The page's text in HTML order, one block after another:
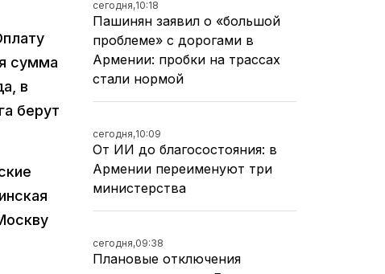
сумма
в
берут
сегодня,10:18
Пашинян заявил о «большой
проблеме» с дорогами в
Армении: пробки на трассах
стали нормой
сегодня,10:09
От ИИ до благосостояния: в
Армении переименуют три
министерства
сегодня,09:38
Плановые отключения